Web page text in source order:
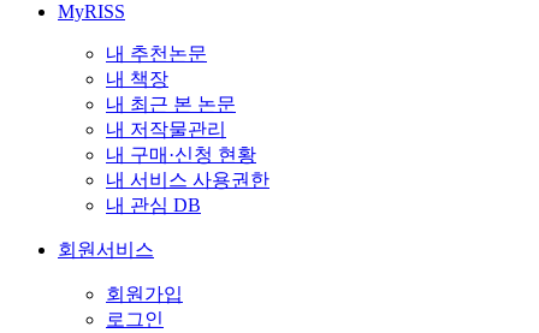
MyRISS
내 추천논문
내 책장
내 최근 본 논문
내 저작물관리
내 구매·신청 현황
내 서비스 사용권한
내 관심 DB
회원서비스
회원가입
로그인